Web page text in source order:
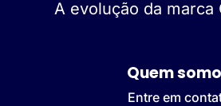
A evolução da marca
Quem
Entre em